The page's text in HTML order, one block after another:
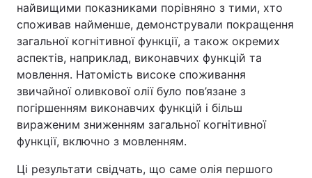
найвищими показниками порівняно з тими, хто
споживав найменше, демонстрували покращення
загальної когнітивної функції, а також окремих
аспектів, наприклад, виконавчих функцій та
мовлення. Натомість високе споживання
звичайної оливкової олії було пов’язане з
погіршенням виконавчих функцій і більш
вираженим зниженням загальної когнітивної
функції, включно з мовленням.
Ці результати свідчать, що саме олія першого